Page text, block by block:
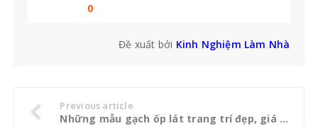
0
Đề xuất bởi Kinh Nghiệm Làm Nhà
Previous article
Những mẫu gạch ốp lát trang trí đẹp, giá rẻ trên thị trường hiện nay